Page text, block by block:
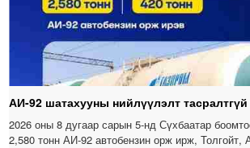
АИ-92 шатахууны нийлүүлэлт
2026 оны 8 дугаар сарын 5-нд Сүхбаатар
2,580 тонн АИ-92 автобензин орж ирж, Толгойт,